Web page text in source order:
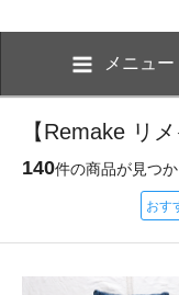
メニュー
【Remake リ
140件の商品が見つ
おす